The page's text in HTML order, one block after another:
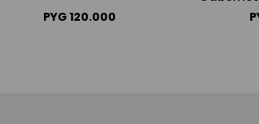
PYG 120.000